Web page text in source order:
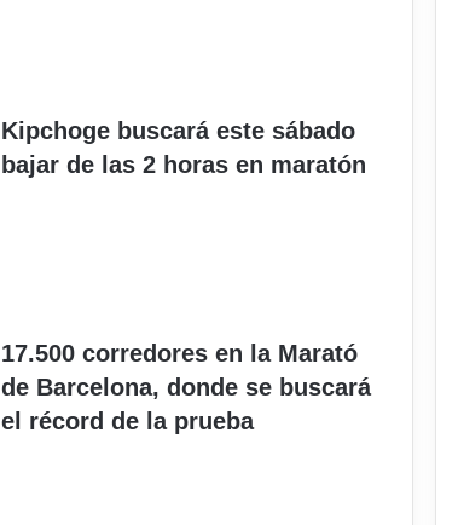
Kipchoge buscará este sábado
bajar de las 2 horas en maratón
17.500 corredores en la Marató
de Barcelona, donde se buscará
el récord de la prueba